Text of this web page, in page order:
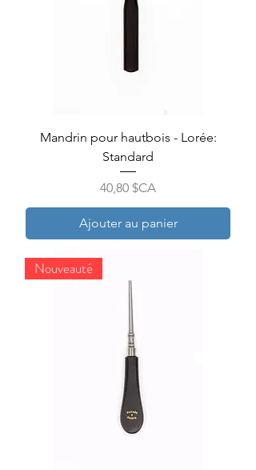
Mandrin pour hautbois - Lorée:
Standard
Prix
40,80 $CA
Ajouter au panier
Nouveauté